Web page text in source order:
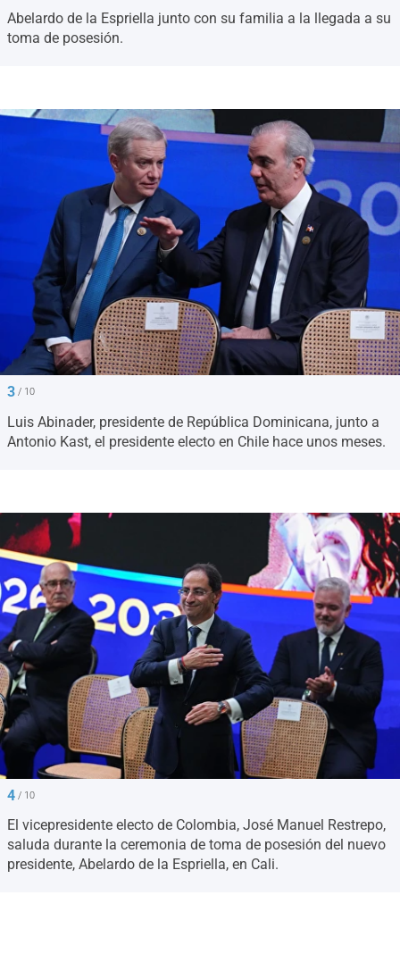
Abelardo de la Espriella junto con su familia a la llegada a su
toma de posesión.
3 / 10
Luis Abinader, presidente de República Dominicana, junto a
Antonio Kast, el presidente electo en Chile hace unos meses.
4 / 10
El vicepresidente electo de Colombia, José Manuel Restrepo,
saluda durante la ceremonia de toma de posesión del nuevo
presidente, Abelardo de la Espriella, en Cali.